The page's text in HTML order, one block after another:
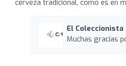
cerveza tradicional, como es en
El Coleccionista
Muchas gracias